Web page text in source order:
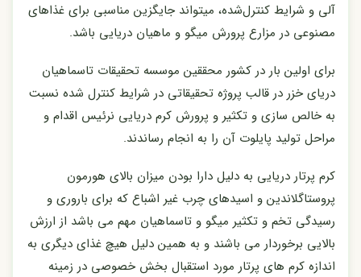
آلی و شرایط کنترل‌شده، میتواند جایگزین مناسبی برای غذاهای
مصنوعی در مزارع پرورش میگو و ماهیان دریایی باشد.
برای اولین بار در کشور محققین موسسه تحقیقات تاسماهیان
دریای خزر در قالب پروژه تحقیقاتی در شرایط کنترل شده نسبت
به خالص سازی و تکثیر و پرورش کرم دریایی نرئیس اقدام و
مراحل تولید پایلوت آن را به انجام رساندند.
کرم پرتار دریایی به دلیل دارا بودن میزان بالای هورمون
پروستاگلاندین و اسیدهای چرب غیر اشباع که برای باروری و
رسیدگی تخم و تکثیر میگو و تاسماهیان مهم می باشد از ارزش
بالایی برخوردار می باشند و به همین دلیل هیچ غذای دیگری به
اندازه کرم های پرتار مورد استقبال بخش خصوصی در زمینه